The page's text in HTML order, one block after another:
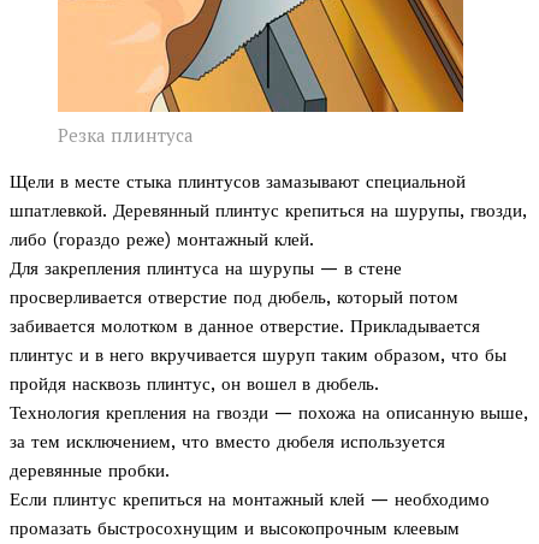
Резка плинтуса
Щели в месте стыка плинтусов замазывают специальной
шпатлевкой. Деревянный плинтус крепиться на шурупы, гвозди,
либо (гораздо реже) монтажный клей.
Для закрепления плинтуса на шурупы — в стене
просверливается отверстие под дюбель, который потом
забивается молотком в данное отверстие. Прикладывается
плинтус и в него вкручивается шуруп таким образом, что бы
пройдя насквозь плинтус, он вошел в дюбель.
Технология крепления на гвозди — похожа на описанную выше,
за тем исключением, что вместо дюбеля используется
деревянные пробки.
Если плинтус крепиться на монтажный клей — необходимо
промазать быстросохнущим и высокопрочным клеевым